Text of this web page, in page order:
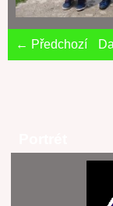
← Předchozí